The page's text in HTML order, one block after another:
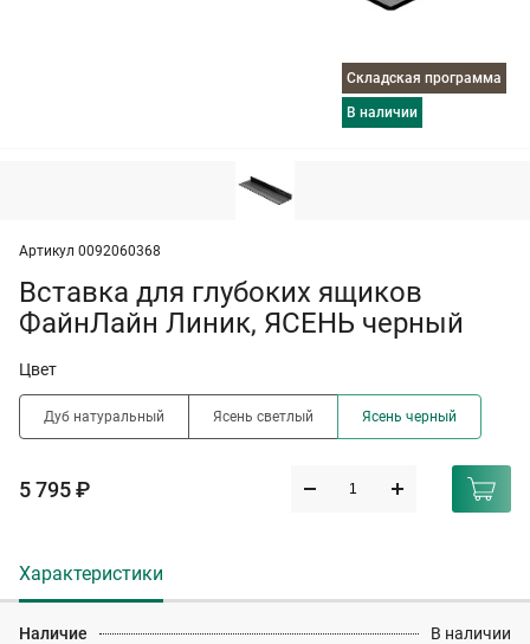
Складская программа
в наличии
Артикул 0092060368
Вставка для глубоких ящиков
ФайнЛайн Линик, ЯСЕНЬ черный
Цвет
Дуб натуральный Ясень светлый Ясень черный
5 795 ₽
Характеристики
Наличие В наличии